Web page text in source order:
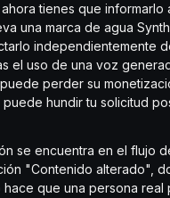
tienes que informarlo
una marca de agua
independientemente
el uso de una voz
perder su
hundir tu solicitud
se encuentra en el flujo
"Contenido alterado",
hace que una persona real